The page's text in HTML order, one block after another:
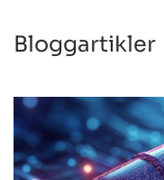
Bloggartikler